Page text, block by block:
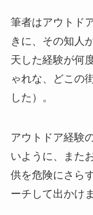
筆者はアウトド
きに、その知人
天した経験が何
ゃれな、どこの
した）。
アウトドア経験
いように、また
供を危険にさら
ーチして出かけ